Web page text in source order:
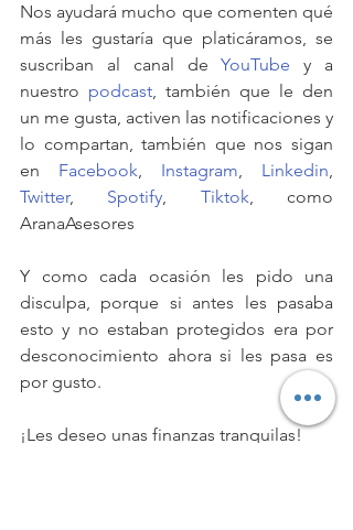
Nos ayudará mucho que comenten qué
más les gustaría que platicáramos, se
suscriban al canal de YouTube y a
nuestro podcast, también que le den
un me gusta, activen las notificaciones y
lo compartan, también que nos sigan
en Facebook, Instagram, Linkedin
Twitter, Spotify, Tiktok, como
AranaAsesores
Y como cada ocasión les pido una
disculpa, porque si antes les pasaba
esto y no estaban protegidos era por
desconocimiento ahora si les pasa es
por gusto.
¡Les deseo unas finanzas tranquilas!